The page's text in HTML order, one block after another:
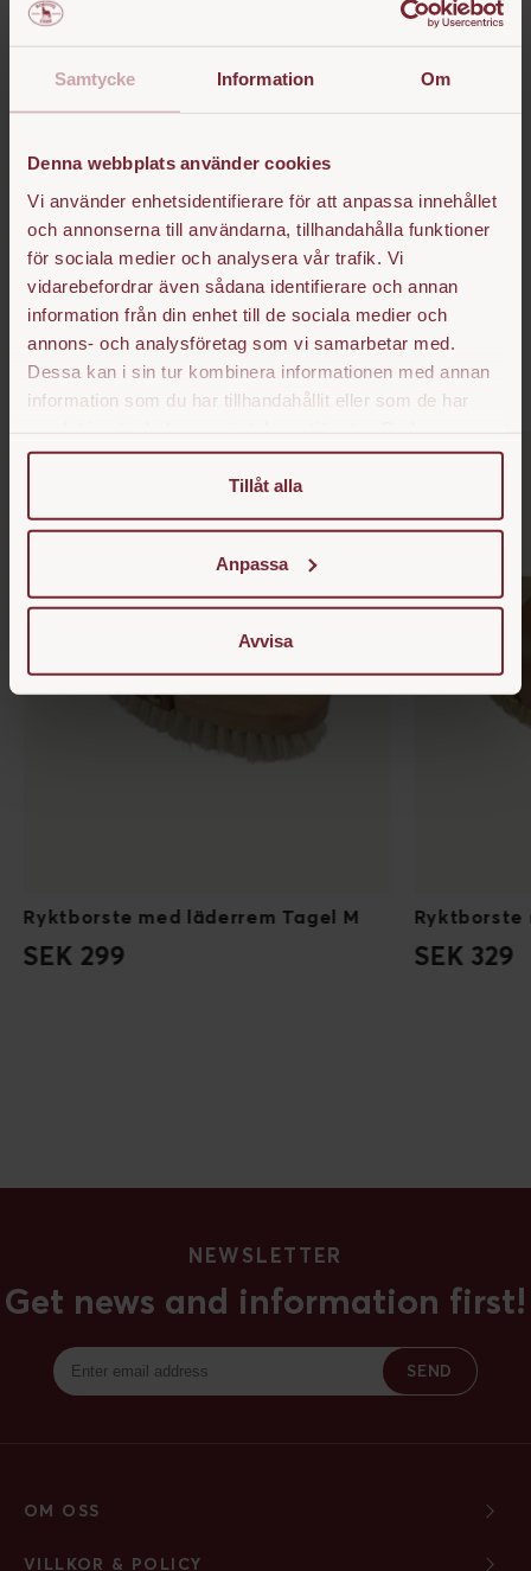
Samtycke Information Om
Denna webbplats använder cookies
Vi använder enhetsidentifierare för att anpassa innehållet
och annonserna till användarna, tillhandahålla funktioner
för sociala medier och analysera vår trafik. Vi
vidarebefordrar även sådana identifierare och annan
information från din enhet till de sociala medier och
annons- och analysföretag som vi samarbetar med.
Dessa kan i sin tur kombinera informationen med annan
information som du har tillhandahållit eller som de har
närsomhelst ändra ditt samtycke.
Tillåt alla
Anpassa
Avvisa
BORSTMATERIAL
En otroligt mycket mjuk borste för den sista finputsen av hästen.
designad med en greppvänlig läderrem.
SPECIFICATIONS
Populära produkter
Ryktborste med läderrem Tagel M
SEK 299
Ryktborste
SEK 329
NEWSLETTER
Get news and information first!
SEND
OM OSS
VILLKOR & POLICY